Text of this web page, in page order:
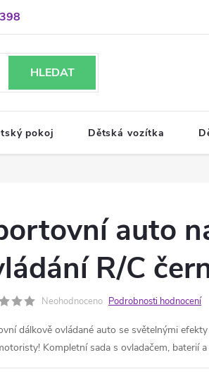
HLEDAT
pokoj Dětská vozítka
auto
R/C
Neohodnoceno Podrobnosti hodnocení
dálkově ovládané auto se světelnými
Kompletní sada s ovladačem, baterií